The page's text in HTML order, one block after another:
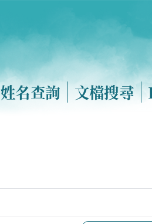
姓名查詢 文檔搜尋